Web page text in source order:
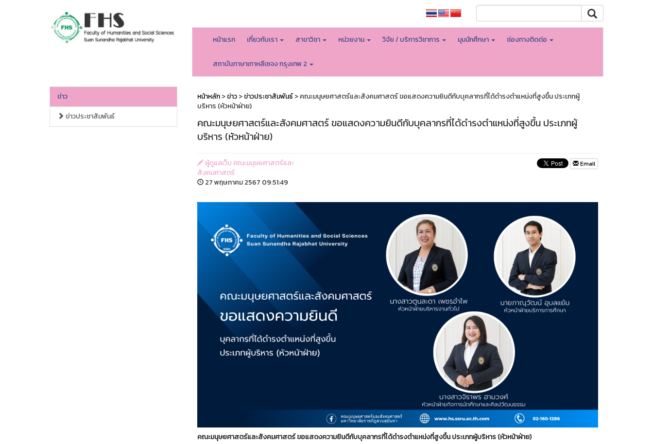
หน้าแรก เกี่ยวกับเรา สาขาวิชา หน่วยงาน วิจัย / บริการวิชาการ มุมนักศึกษา ช่องทางติดต่อ
สถาบันภาษาเกาหลีเซจง กรุงเทพ 2
ข่าว
ข่าวประชาสัมพันธ์
หน้าหลัก>ข่าว>ข่าวประชาสัมพันธ์> คณะมนุษยศาสตร์และสังคมศาสตร์ ขอแสดงความยินดีกับบุคลากรที่ได้ดำรงตำแหน่งที่สูงขึ้น ประเภทผู้
บริหาร (หัวหน้าฝ่าย)
คณะมนุษยศาสตร์และสังคมศาสตร์ ขอแสดงความยินดีกับบุคลากรที่ได้ดำรงตำแหน่งที่สูงขึ้น ประเภทผู้
บริหาร (หัวหน้าฝ่าย)
ผู้ดูแลเว็บ คณะมนุษยศาสตร์และ
สังคมศาสตร์
27 พฤษภาคม 2567 09:51:49
Email
คณะมนุษยศาสตร์และสังคมศาสตร์ ขอแสดงความยินดีกับบุคลากรที่ได้ดำรงตำแหน่งที่สูงขึ้น ประเภทผู้บริหาร (หัวหน้าฝ่าย)